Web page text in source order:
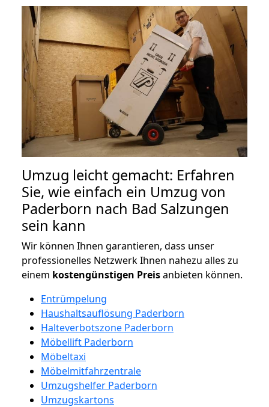
Umzug leicht gemacht: Erfahren
Sie, wie einfach ein Umzug von
Paderborn nach Bad Salzungen
sein kann
Wir können Ihnen garantieren, dass unser
professionelles Netzwerk Ihnen nahezu alles zu
einem kostengünstigen Preisanbieten können.
Entrümpelung
Haushaltsauflösung Paderborn
Halteverbotszone Paderborn
Möbellift Paderborn
Möbeltaxi
Möbelmitfahrzentrale
Umzugshelfer Paderborn
Umzugskartons